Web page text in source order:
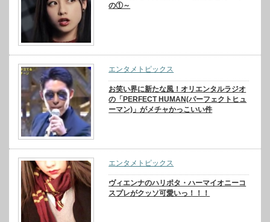
の①～
エンタメトピックス
お笑い界に新たな風！オリエンタルラジオ
の「PERFECT HUMAN(パーフェクトヒュ
ーマン)」がメチャかっこいい件
エンタメトピックス
ヴィエンナのハリポタ・ハーマイオニーコ
スプレがクッソ可愛いっ！！！